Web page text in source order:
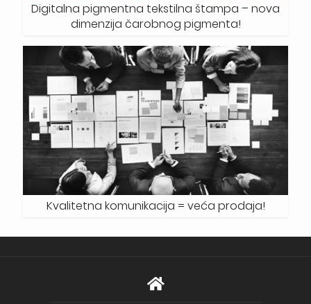
Digitalna pigmentna tekstilna štampa – nova
dimenzija čarobnog pigmenta!
Kvalitetna komunikacija = veća prodaja!